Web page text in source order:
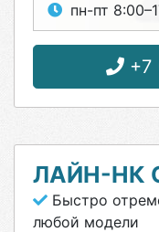
пн-пт
+7
ЛАЙН-НК
Быстро
любой модели